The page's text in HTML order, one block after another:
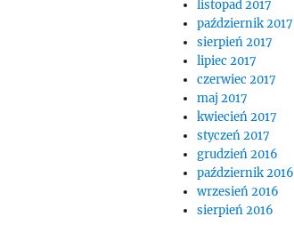
listopad 2017
październik 2017
sierpień 2017
lipiec 2017
czerwiec 2017
maj 2017
kwiecień 2017
styczeń 2017
grudzień 2016
październik 2016
wrzesień 2016
sierpień 2016